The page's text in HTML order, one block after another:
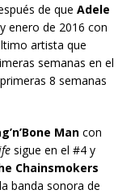
de que Adele
enero de 2016 con
artista que
semanas en el
8 semanas
Man con
sigue en el #4 y
Chainsmokers
banda sonora de